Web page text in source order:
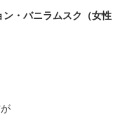
ン・バニラムスク（女性